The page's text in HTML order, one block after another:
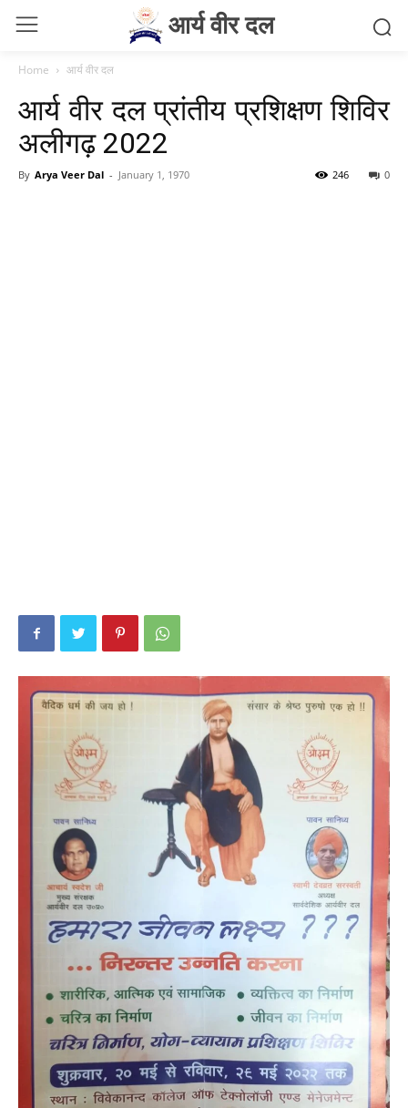
आर्य वीर दल
Home आर्य वीर दल
आर्य वीर दल प्रांतीय प्रशिक्षण शिविर
अलीगढ़ 2022
By Arya Veer Dal - January 1, 1970 0
246